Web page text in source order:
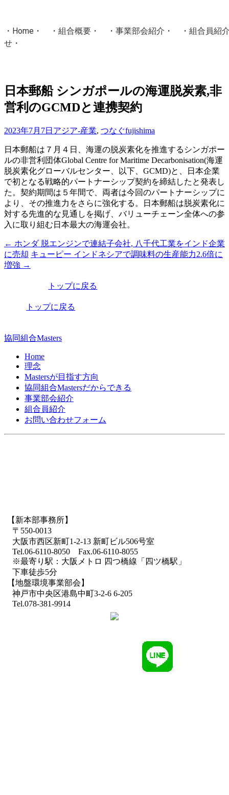
・ Home ・ ・ 組合概要 ・ ・ 事業部会紹介 ・ ・ 組合員紹
せ ・
国土交通省・経済産業省・農林水産省・厚生労働省 認可
日本郵船 シンガポールの海運脱炭素,非
営利のGCMDと連携契約
2023年7月7日 アジア-産業, つなぐfujishima
日本郵船は７月４日、海運の脱炭素化を推進するシンガポー
ルの非営利団体Global Centre for Maritime Decarbonisation(海運
脱炭素化グローバルセンター、以下、GCMD)と、日本企業
で初となる戦略的パートナーシップ契約を締結したと発表し
た。契約期間は５年間で、両者は今回のパートナーシップに
より、その推進力をさらに強化する。日本郵船は脱炭素化に
対する先進的な見通しを掲げ、バリューチェーン全体への参
入に取り組む日本最大の海運会社。
投
稿
シ
← ホンダ 脱エンジンで連結子会社, 八千代工業をインド企業
に売却 キューピー インドネシアで調味料の生産能力2.6倍に
増強 →
トップに戻る
トップに戻る
協同組合Masters
Home
理念
Mastersが目指す方向
協同組合Mastersだからできる
事業部会紹介
組合員紹介
お問い合わせフォーム
【新本部事務所】
〒550-0013
大阪市西区新町1-2-13 新町ビル506号室
Tel.06-6110-8050 Fax.06-6110-8055
※最寄り駅：大阪メトロ 四つ橋線「四ツ橋駅」
下車徒歩5分
【地盤環境事業部会】
神戸市中央区港島中町3-2-6 6-205
Tel.078-381-9914